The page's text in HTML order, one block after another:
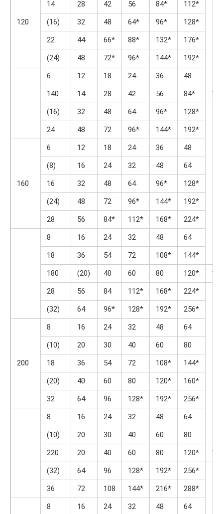
120
14 28 42 56 84*
112*
(16)
32 48 64* 96*
128*
22
44 66* 88* 132*
176*
(24)
48 72* 96* 144*
192*
6
12 18 24 36
48
140
14 28 42 56 84*
(16)
32 48 64 96*
128*
24
48 72 96* 144* 192*
160
6 12 18 24 36
48
(8)
16 24 32 48
64
16
32 48 64 96*
128*
(24)
48 72 96* 144*
192*
28
56 84* 112* 168*
224*
8
16 24 32 48
64
18
36 54 72 108*
144*
180
(20) 40 60 80 120*
28
56 84 112* 168*
224*
(32)
64 96* 128* 192* 256*
200
8 16 24 32 48
64
(10)
20 30 40 60
80
18
36 54 72 108*
144*
(20)
40 60 80 120*
160*
32
64 96 128* 192*
256*
8
16 24 32 48
64
(10)
20 30 40 60
80
220
20 40 60 80 120*
(32)
64 96 128* 192*
256*
36
72 108 144* 216* 288*
8 16 24 32 48
64